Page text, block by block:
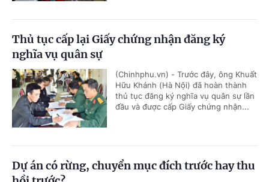
Thủ tục cấp lại Giấy chứng nhận đăng ký
nghĩa vụ quân sự
(Chinhphu.vn) - Trước đây, ông Khuất
Hữu Khánh (Hà Nội) đã hoàn thành
thủ tục đăng ký nghĩa vụ quân sự lần
đầu và được cấp Giấy chứng nhận...
Dự án có rừng, chuyển mục đích trước hay thu